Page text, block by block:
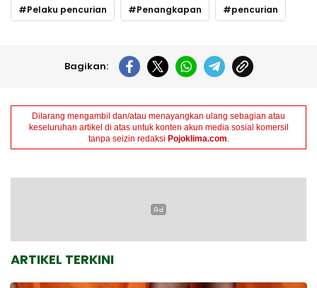
Pelaku pencurian Penangkapan pencurian
Bagikan:
Dilarang mengambil dan/atau menayangkan ulang sebagian atau
keseluruhan artikel di atas untuk konten akun media sosial komersil
tanpa seizin redaksi Pojoklima.com.
ARTIKEL TERKINI